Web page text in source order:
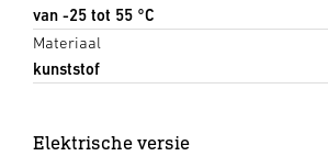
van -25 tot 55 °C
Materiaal
kunststof
Elektrische versie